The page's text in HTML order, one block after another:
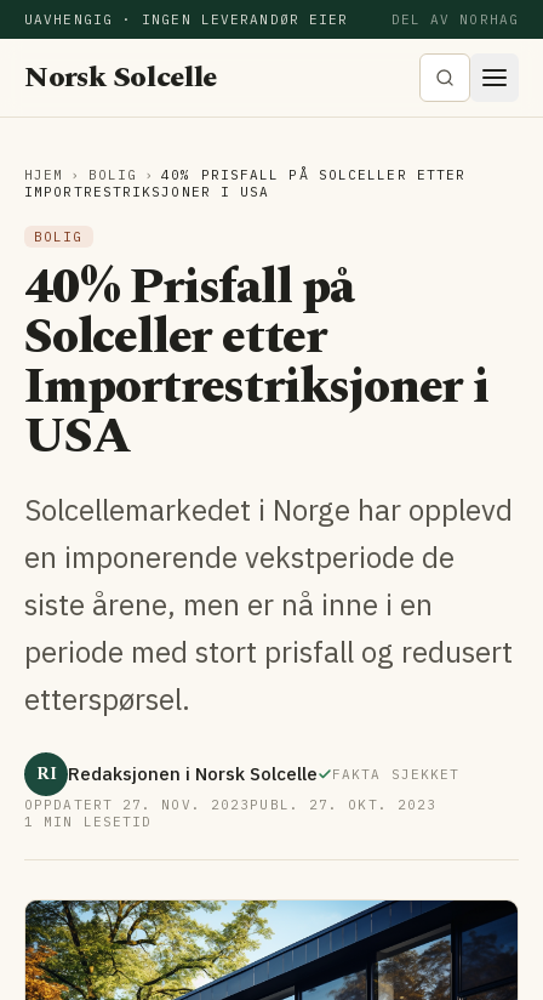
UAVHENGIG · INGEN LEVERANDØR EIER DEL AV NORHAG
Norsk Solcelle
HJEM › BOLIG ›
40% PRISFALL PÅ SOLCELLER ETTER
IMPORTRESTRIKSJONER I USA
BOLIG
40% Prisfall på
Solceller etter
Importrestriksjoner i
USA
Solcellemarkedet i Norge har opplevd
en imponerende vekstperiode de
siste årene, men er nå inne i en
periode med stort prisfall og redusert
etterspørsel.
RI Redaksjonen i Norsk Solcelle
FAKTA SJEKKET
OPPDATERT 27. NOV. 2023 PUBL. 27. OKT. 2023
1 MIN LESETID